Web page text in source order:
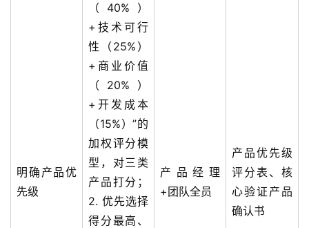
明确产品优
先级
（40%）
+技术可行
性（25%）
+商业价值
（20%）
+开发成本
（15%）”的
加权评分模
型，对三类
产品打分；
2. 优先选择
得分最高、
产品经理
+团队全员
产品优先级
评分表、核
心验证产品
确认书